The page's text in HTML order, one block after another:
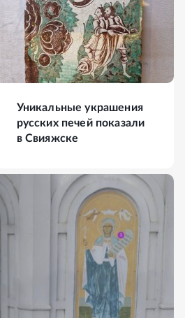
19ФОТО
Уникальные украшения
русских печей показали
в Свияжске